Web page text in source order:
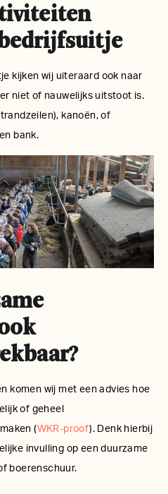
kijken wij uiteraard ook naar
niet of nauwelijks uitstoot is.
kanoën, of
bank.
komen wij met een advies hoe
of geheel
(WKR-proof). Denk hierbij
invulling op een duurzame
boerenschuur.